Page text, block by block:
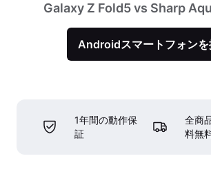
Galaxy Z Fold5 vs Sharp
Androidスマートフォンを
1年間の動作保
証
全商
料無